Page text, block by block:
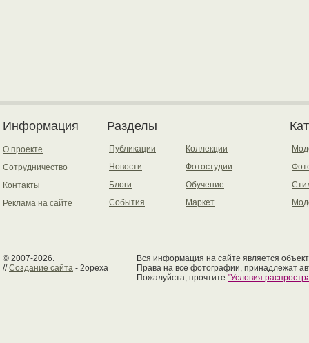
Информация
О проекте
Сотрудничество
Контакты
Реклама на сайте
Разделы
Публикации
Новости
Блоги
События
Коллекции
Фотостудии
Обучение
Маркет
© 2007-2026.
//Создание сайта - 2opexa
Вся информация на сайте является
Права на все фотографии, принадлежат
Пожалуйста, прочтите "Условия